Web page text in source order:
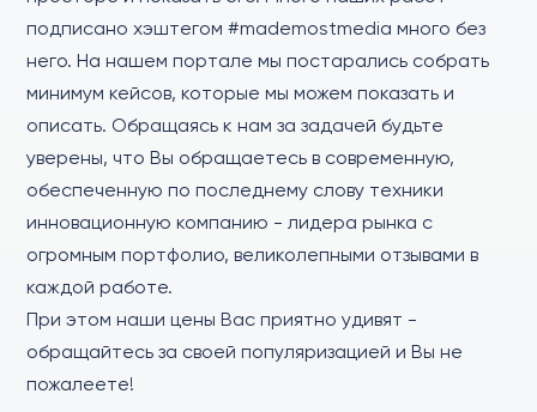
подписано хэштегом #mademostmedia много без
него. На нашем портале мы постарались собрать
минимум кейсов, которые мы можем показать и
описать. Обращаясь к нам за задачей будьте
уверены, что Вы обращаетесь в современную,
обеспеченную по последнему слову техники
инновационную компанию - лидера рынка с
огромным портфолио, великолепными отзывами в
каждой работе.
При этом наши цены Вас приятно удивят -
обращайтесь за своей популяризацией и Вы не
пожалеете!